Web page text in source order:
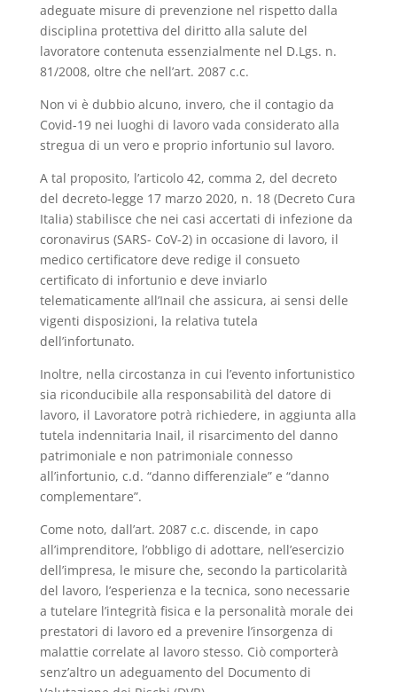
adeguate misure di prevenzione nel rispetto dalla
disciplina protettiva del diritto alla salute del
lavoratore contenuta essenzialmente nel D.Lgs. n.
81/2008, oltre che nell’art. 2087 c.c.
Non vi è dubbio alcuno, invero, che il contagio da
Covid-19 nei luoghi di lavoro vada considerato alla
stregua di un vero e proprio infortunio sul lavoro.
A tal proposito, l’articolo 42, comma 2, del decreto
del decreto-legge 17 marzo 2020, n. 18 (Decreto Cura
Italia) stabilisce che nei casi accertati di infezione da
coronavirus (SARS- CoV-2) in occasione di lavoro, il
medico certificatore deve redige il consueto
certificato di infortunio e deve inviarlo
telematicamente all’Inail che assicura, ai sensi delle
vigenti disposizioni, la relativa tutela
dell’infortunato.
Inoltre, nella circostanza in cui l’evento infortunistico
sia riconducibile alla responsabilità del datore di
lavoro, il Lavoratore potrà richiedere, in aggiunta alla
tutela indennitaria Inail, il risarcimento del danno
patrimoniale e non patrimoniale connesso
all’infortunio, c.d. “danno differenziale” e “danno
complementare”.
Come noto, dall’art. 2087 c.c. discende, in capo
all’imprenditore, l’obbligo di adottare, nell’esercizio
dell’impresa, le misure che, secondo la particolarità
del lavoro, l’esperienza e la tecnica, sono necessarie
a tutelare l’integrità fisica e la personalità morale dei
prestatori di lavoro ed a prevenire l’insorgenza di
malattie correlate al lavoro stesso. Ciò comporterà
senz’altro un adeguamento del Documento di